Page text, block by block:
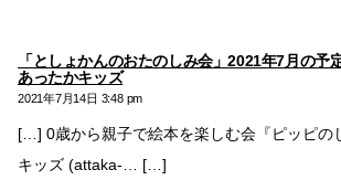
「としょかんのおたのしみ会」2021年7月の予
あったかキッズの
発
言:
2021年7月14日 3:48 pm
[…] 0歳から親子で絵本を楽しむ会『ピッピの
キッズ (attaka-… […]